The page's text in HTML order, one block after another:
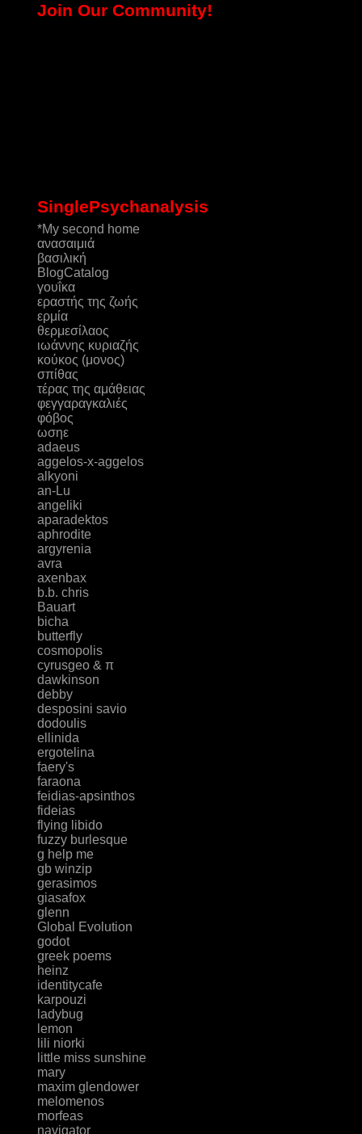
Join Our Community!
SinglePsychanalysis
*My second home
ανασαιμιά
βασιλική
ΒlogCatalog
γουΐκα
εραστής της ζωής
ερμία
θερμεσίλαος
ιωάννης κυριαζής
κούκος (μονος)
σπίθας
τέρας της αμάθειας
φεγγαραγκαλιές
φόβος
ωσηε
adaeus
aggelos-x-aggelos
alkyoni
an-Lu
angeliki
aparadektos
aphrodite
argyrenia
avra
axenbax
b.b. chris
Bauart
bicha
butterfly
cosmopolis
cyrusgeo & π
dawkinson
debby
desposini savio
dodoulis
ellinida
ergotelina
faery's
faraona
feidias-apsinthos
fideias
flying libido
fuzzy burlesque
g help me
gb winzip
gerasimos
giasafox
glenn
Global Evolution
godot
greek poems
heinz
identitycafe
karpouzi
ladybug
lemon
lili niorki
little miss sunshine
mary
maxim glendower
melomenos
morfeas
navigator